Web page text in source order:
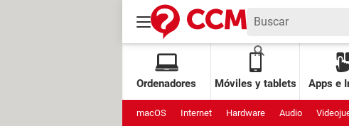
Ordenadores Móviles y tablets Apps e
macOS Internet Hardware Audio